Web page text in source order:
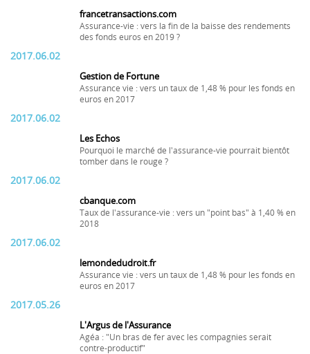
francetransactions.com
Assurance-vie : vers la fin de la baisse des rendements
des fonds euros en 2019 ?
2017.06.02
Gestion de Fortune
Assurance vie : vers un taux de 1,48 % pour les fonds en
euros en 2017
2017.06.02
Les Echos
Pourquoi le marché de l'assurance-vie pourrait bientôt
tomber dans le rouge ?
2017.06.02
cbanque.com
Taux de l'assurance-vie : vers un "point bas" à 1,40 % en
2018
2017.06.02
lemondedudroit.fr
Assurance vie : vers un taux de 1,48 % pour les fonds en
euros en 2017
2017.05.26
L'Argus de l'Assurance
Agéa : "Un bras de fer avec les compagnies serait
contre-productif"